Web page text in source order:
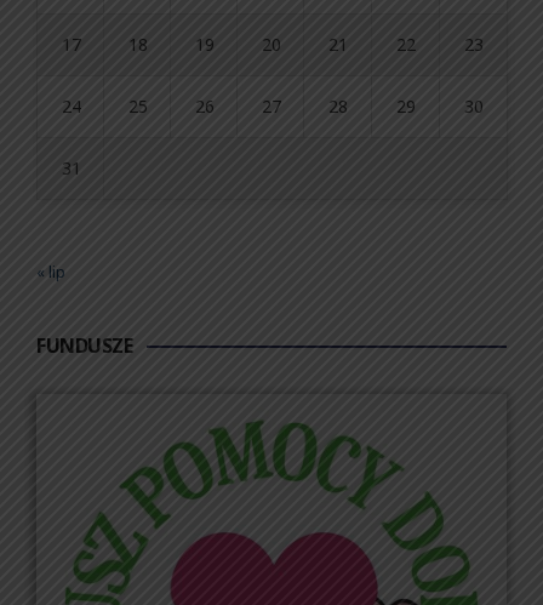
17 18 19 20 21 22 23
24 25 26 27 28 29 30
31
« lip
FUNDUSZE